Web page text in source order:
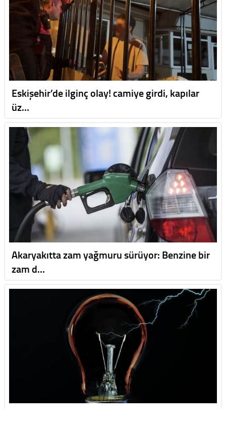
Eskişehir’de ilginç olay! camiye girdi, kapılar
üz…
Akaryakıtta zam yağmuru sürüyor: Benzine bir
zam d…